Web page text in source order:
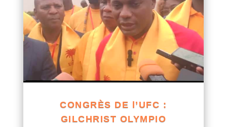
CONGRÈS DE l’UFC :
GILCHRIST OLYMPIO